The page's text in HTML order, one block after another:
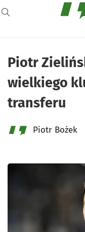
Piotr
wielkiego
transferu
Piotr Bożek